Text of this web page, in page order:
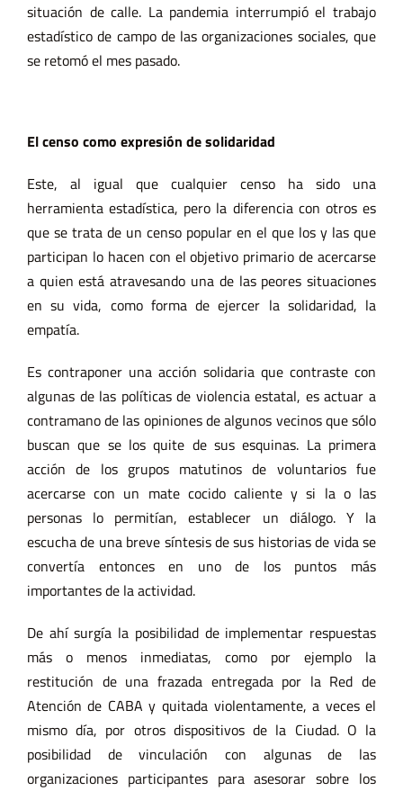
situación de calle. La pandemia interrumpió el trabajo
estadístico de campo de las organizaciones sociales, que
se retomó el mes pasado.
El censo como expresión de solidaridad
Este, al igual que cualquier censo ha sido una
herramienta estadística, pero la diferencia con otros es
que se trata de un censo popular en el que los y las que
participan lo hacen con el objetivo primario de acercarse
a quien está atravesando una de las peores situaciones
en su vida, como forma de ejercer la solidaridad, la
empatía.
Es contraponer una acción solidaria que contraste con
algunas de las políticas de violencia estatal, es actuar a
contramano de las opiniones de algunos vecinos que sólo
buscan que se los quite de sus esquinas. La primera
acción de los grupos matutinos de voluntarios fue
acercarse con un mate cocido caliente y si la o las
personas lo permitían, establecer un diálogo. Y la
escucha de una breve síntesis de sus historias de vida se
convertía entonces en uno de los puntos más
importantes de la actividad.
De ahí surgía la posibilidad de implementar respuestas
más o menos inmediatas, como por ejemplo la
restitución de una frazada entregada por la Red de
Atención de CABA y quitada violentamente, a veces el
mismo día, por otros dispositivos de la Ciudad. O la
posibilidad de vinculación con algunas de las
organizaciones participantes para asesorar sobre los